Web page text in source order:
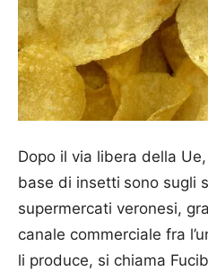
Dopo il via libera della
base di insetti sono sugli
supermercati veronesi,
canale commerciale fra
li produce, si chiama